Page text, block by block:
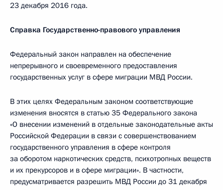
23 декабря 2016 года.
Справка Государственно-правового управления
Федеральный закон направлен на обеспечение
непрерывного и своевременного предоставления
государственных услуг в сфере миграции МВД России.
В этих целях Федеральным законом соответствующие
изменения вносятся в статью 35 Федерального закона
«О внесении изменений в отдельные законодательные акты
Российской Федерации в связи с совершенствованием
государственного управления в сфере контроля
за оборотом наркотических средств, психотропных веществ
и их прекурсоров и в сфере миграции». В частности,
предусматривается разрешить МВД России до 31 декабря